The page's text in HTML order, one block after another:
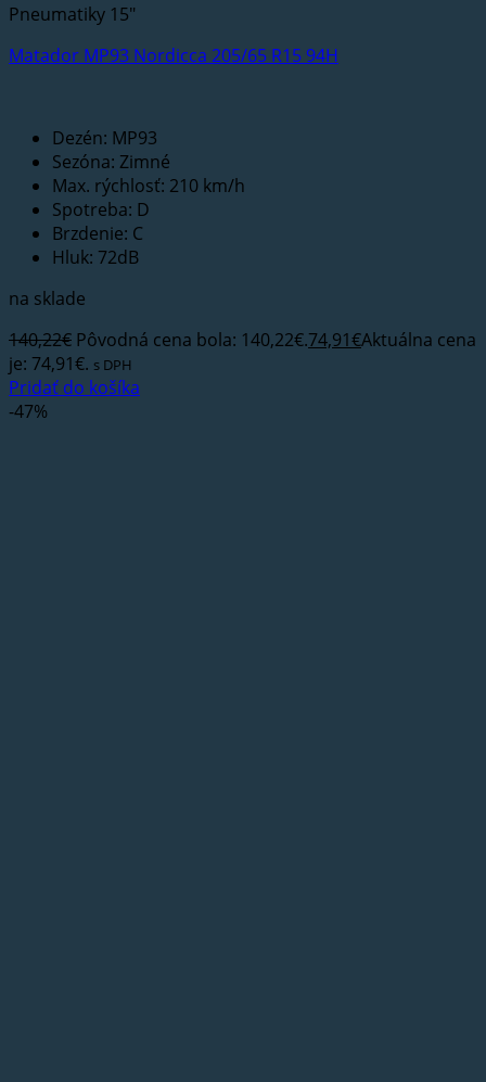
Pneumatiky 15"
Matador MP93 Nordicca 205/65 R15 94H
Dezén: MP93
Sezóna: Zimné
Max. rýchlosť: 210 km/h
Spotreba: D
Brzdenie: C
Hluk: 72dB
na sklade
140,22€ Pôvodná cena bola: 140,22€.74,91€Aktuálna cena
je: 74,91€. s DPH
Pridať do košíka
-47%